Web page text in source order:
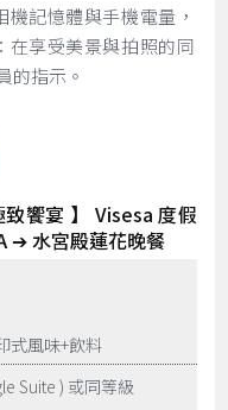
記憶體與手機電量，
在享受美景與拍照的同
的指示。
致饗宴 】 Visesa 度假
➔ 水宮殿蓮花晚餐
式風味+飲料
Suite ) 或同等級